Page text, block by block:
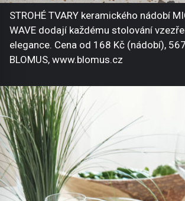
STROHÉ TVARY keramického nádobí
WAVE dodají každému stolování
elegance. Cena od 168 Kč (nádobí),
BLOMUS, www.blomus.cz